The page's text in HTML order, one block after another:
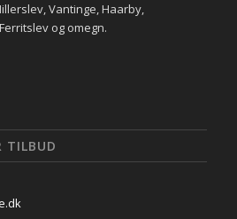
Vantinge, Haarby,
og omegn.
TILBUD